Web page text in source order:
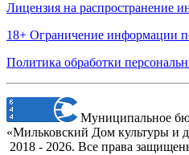
Лицензия на распространение
18+ Ограничение информации
Политика обработки
Муниципальное
«Мильковский Дом культуры и
2018 - 2026. Все права